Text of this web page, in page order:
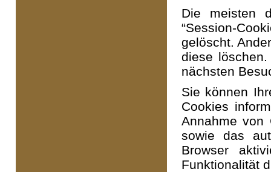
Die meisten
“Session-
gelöscht.
diese
nächsten
Sie können
Cookies
Annahme von
sowie das
Browser
Funktionalität